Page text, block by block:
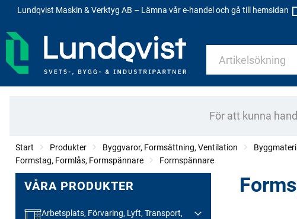
Lundqvist Maskin & Verktyg AB – Lämna vår e-handel och gå till hemsidan
För att kunna
Start Produkter Byggvaror, Formsättning, Ventilation
Formstag, Formlås, Formspännare
Formspännare
VÅRA PRODUKTER
Arbetsplats, Förvaring, Lyft, Transport,